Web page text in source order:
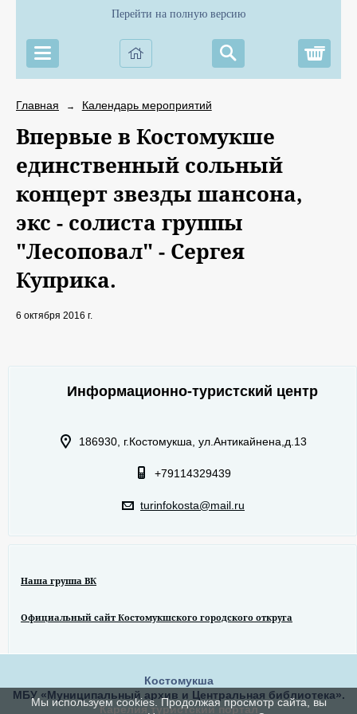
Перейти на полную версию
Главная → Календарь мероприятий
Впервые в Костомукше
единственный сольный
концерт звезды шансона,
экс - солиста группы
"Лесоповал" - Сергея
Куприка.
6 октября 2016 г.
Информационно-туристский центр
186930, г.Костомукша, ул.Антикайнена,д.13
+79114329439
turinfokosta@mail.ru
Наша группа ВК
Официальный сайт Костомукшского городского откруга
Костомукша
МБУ «Муниципальный архив и Центральная библиотека».
Карелия туристский портал
Мы используем cookies. Продолжая просмотр сайта, вы